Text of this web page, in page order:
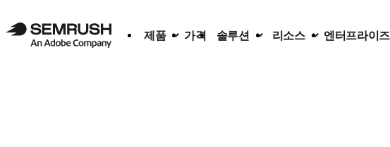
제품 가격 솔루션 리소스 엔터프라이즈